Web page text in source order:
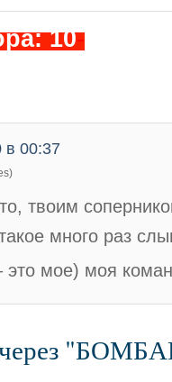
10-
в 00:37
твоим
много раз
это мое) моя
через